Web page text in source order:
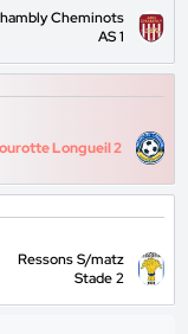
Cheminots
AS 1
Longueil 2
Ressons S/matz
Stade 2